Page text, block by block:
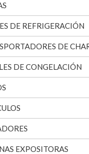
DE REFRIGERACIÓN
DE
DE CONGELACIÓN
EXPOSITORAS